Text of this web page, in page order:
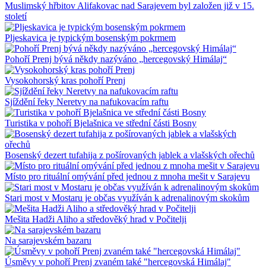
Muslimský hřbitov Alifakovac nad Sarajevem byl založen již v 15.
století
Pljeskavica je typickým bosenským pokrmem
Pohoří Prenj bývá někdy nazýváno „hercegovský Himálaj“
Vysokohorský kras pohoří Prenj
Sjíždění řeky Neretvy na nafukovacím raftu
Turistika v pohoří Bjelašnica ve střední části Bosny
Bosenský dezert tufahija z pošírovaných jablek a vlašských ořechů
Místo pro rituální omývání před jednou z mnoha mešit v Sarajevu
Stari most v Mostaru je občas využíván k adrenalinovým skokům
Mešita Hadži Aliho a středověký hrad v Počitelji
Na sarajevském bazaru
Úsměvy v pohoří Prenj zvaném také "hercegovská Himálaj"